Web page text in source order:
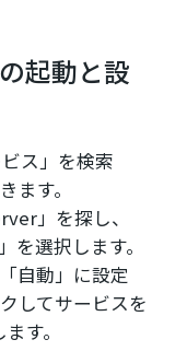
起動と設
ス」を検索
ます。
」を探し、
を選択します。
自動」に設定
してサービスを
す。